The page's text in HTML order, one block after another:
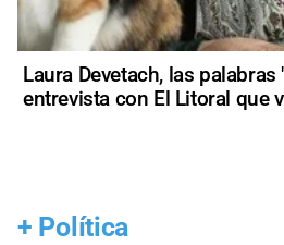
Laura Devetach, las palabras
entrevista con El Litoral que
+ Política